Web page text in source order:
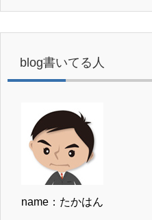
blog書いてる人
name：たかはん